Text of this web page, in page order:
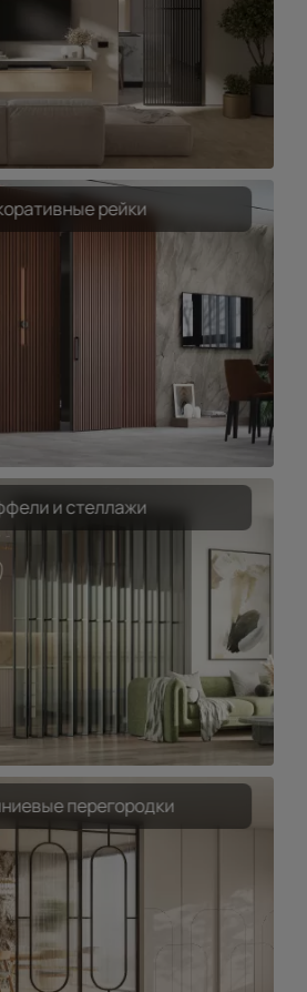
рейки
и стеллажи
перегородки